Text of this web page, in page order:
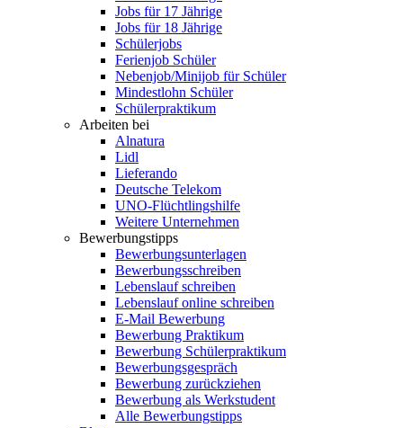
Jobs für 17 Jährige
Jobs für 18 Jährige
Schülerjobs
Ferienjob Schüler
Nebenjob/Minijob für Schüler
Mindestlohn Schüler
Schülerpraktikum
Arbeiten bei
Alnatura
Lidl
Lieferando
Deutsche Telekom
UNO-Flüchtlingshilfe
Weitere Unternehmen
Bewerbungstipps
Bewerbungsunterlagen
Bewerbungsschreiben
Lebenslauf schreiben
Lebenslauf online schreiben
E-Mail Bewerbung
Bewerbung Praktikum
Bewerbung Schülerpraktikum
Bewerbungsgespräch
Bewerbung zurückziehen
Bewerbung als Werkstudent
Alle Bewerbungstipps